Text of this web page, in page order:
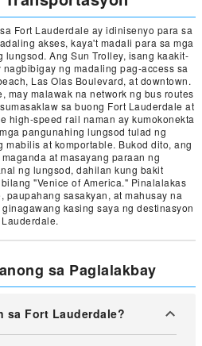
Fort Lauderdale ay idinisenyo para sa
akses, kaya't madali para sa mga
Ang Sun Trolley, isang kaakit-
ng madaling pag-access sa
Las Olas Boulevard, at downtown.
may malawak na network ng bus routes
sa buong Fort Lauderdale at
high-speed rail naman ay kumokonekta
pangunahing lungsod tulad ng
mabilis at komportable. Bukod dito, ang
at masayang paraan ng
ng lungsod, dahilan kung bakit
"Venice of America." Pinalalakas
sasakyan, at mahusay na
kasing saya ng destinasyon
sa Paglalakbay
sa Fort Lauderdale?